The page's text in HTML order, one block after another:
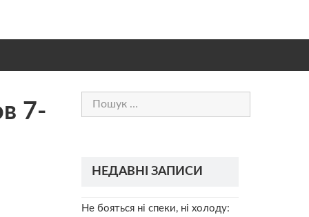
7-
Пошук:
НЕДАВНІ ЗАПИСИ
Не бояться ні спеки, ні холоду: